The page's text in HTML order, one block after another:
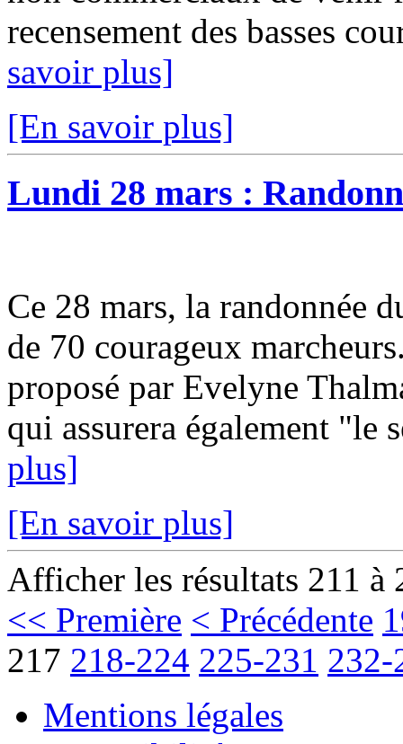
recensement des basses
savoir plus]
[En savoir plus]
Lundi 28 mars :
Ce 28 mars, la randonnée
de 70 courageux
proposé par Evelyne
qui assurera également "le
plus]
[En savoir plus]
Afficher les résultats 211 à
<< Première < Précédente
217 218-224 225-231 232-
Mentions légales